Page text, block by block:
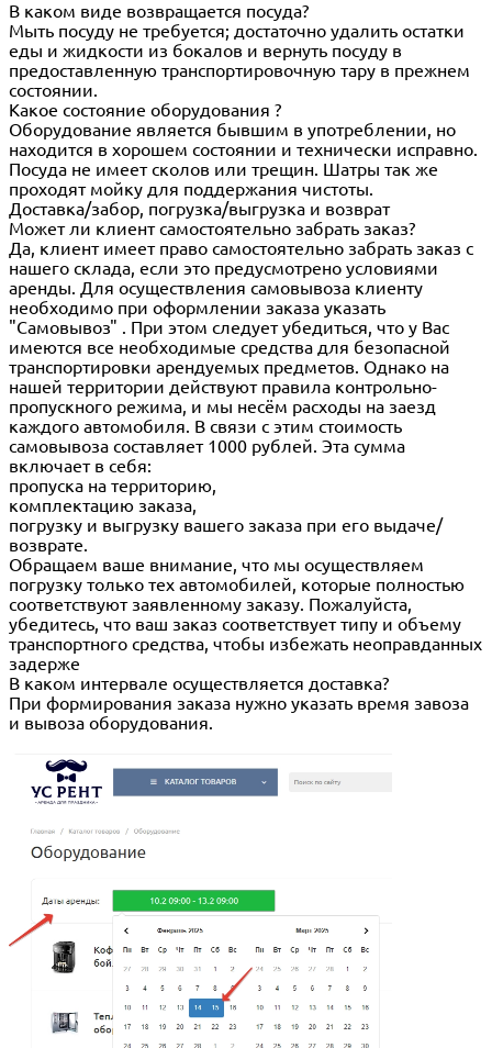
В каком виде возвращается посуда?
Мыть посуду не требуется; достаточно удалить остатки
еды и жидкости из бокалов и вернуть посуду в
предоставленную транспортировочную тару в прежнем
состоянии.
Какое состояние оборудования ?
Оборудование является бывшим в употреблении, но
находится в хорошем состоянии и технически исправно.
Посуда не имеет сколов или трещин. Шатры так же
проходят мойку для поддержания чистоты.
Доставка/забор, погрузка/выгрузка и возврат
Может ли клиент самостоятельно забрать заказ?
Да, клиент имеет право самостоятельно забрать заказ с
нашего склада, если это предусмотрено условиями
аренды. Для осуществления самовывоза клиенту
необходимо при оформлении заказа указать
"Самовывоз" . При этом следует убедиться, что у Вас
имеются все необходимые средства для безопасной
транспортировки арендуемых предметов. Однако на
нашей территории действуют правила контрольно-
пропускного режима, и мы несём расходы на заезд
каждого автомобиля. В связи с этим стоимость
самовывоза составляет 1000 рублей. Эта сумма
включает в себя:
пропуска на территорию,
комплектацию заказа,
погрузку и выгрузку вашего заказа при его выдаче/
возврате.
Обращаем ваше внимание, что мы осуществляем
погрузку только тех автомобилей, которые полностью
соответствуют заявленному заказу. Пожалуйста,
убедитесь, что ваш заказ соответствует типу и объему
транспортного средства, чтобы избежать неоправданных
задерже
В каком интервале осуществляется доставка?
При формирования заказа нужно указать время завоза
и вывоза оборудования.